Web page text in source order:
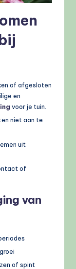
of afgesloten
en
voor je tuin.
niet aan te
uit
of
van
of spint